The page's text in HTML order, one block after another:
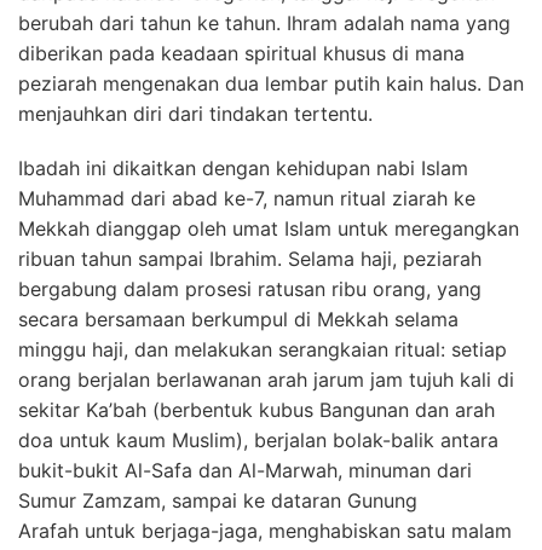
berubah dari tahun ke tahun. Ihram adalah nama yang
diberikan pada keadaan spiritual khusus di mana
peziarah mengenakan dua lembar putih kain halus. Dan
menjauhkan diri dari tindakan tertentu.
Ibadah ini dikaitkan dengan kehidupan nabi Islam
Muhammad dari abad ke-7, namun ritual ziarah ke
Mekkah dianggap oleh umat Islam untuk meregangkan
ribuan tahun sampai Ibrahim. Selama haji, peziarah
bergabung dalam prosesi ratusan ribu orang, yang
secara bersamaan berkumpul di Mekkah selama
minggu haji, dan melakukan serangkaian ritual: setiap
orang berjalan berlawanan arah jarum jam tujuh kali di
sekitar Ka’bah (berbentuk kubus Bangunan dan arah
doa untuk kaum Muslim), berjalan bolak-balik antara
bukit-bukit Al-Safa dan Al-Marwah, minuman dari
Sumur Zamzam, sampai ke dataran Gunung
Arafah untuk berjaga-jaga, menghabiskan satu malam